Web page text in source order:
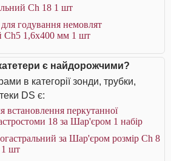
Ch 18 1 шт
годування немовлят
Ch5 1,6x400 мм 1 шт
є найдорожчими?
в категорії зонди, трубки,
DS є:
встановлення перкутанної
18 за Шар'єром 1 набір
за Шар'єром розмір Ch 8
1 шт